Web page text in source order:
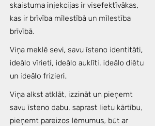
skaistuma injekcijas ir visefektīvākas,
kas ir brīvība mīlestībā un mīlestība
brīvībā.
Viņa meklē sevi, savu īsteno identitāti,
ideālo vīrieti, ideālo auklīti, ideālo diētu
un ideālo frizieri.
Viņa alkst atklāt, izzināt un pieņemt
savu īsteno dabu, saprast lietu kārtību,
pieņemt pareizos lēmumus, būt ar